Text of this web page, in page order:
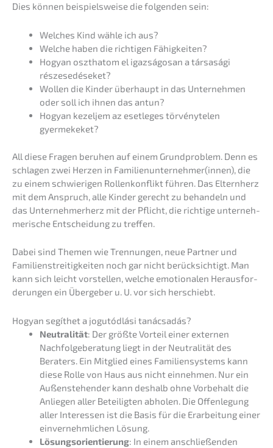
Dies können beispiels­wei­se die folgen­den sein:
Welches Kind wähle ich aus?
Welche haben die richti­gen Fähigkeiten?
Hogyan oszthatom el igazsá­gos­an a társasá­gi
részesedéseket?
Wollen die Kinder überhaupt in das Unter­neh­men
oder soll ich ihnen das antun?
Hogyan kezel­jem az esetle­ges törvé­ny­te­len
gyermekeket?
All diese Fragen beruhen auf einem Grund­pro­blem. Denn es
schla­gen zwei Herzen in Familienunternehmer(innen), die
zu einem schwie­ri­gen Rollen­kon­flikt führen. Das Eltern­herz
mit dem Anspruch, alle Kinder gerecht zu behan­deln und
das Unter­neh­mer­herz mit der Pflicht, die richti­ge unter­neh­
me­ri­sche Entschei­dung zu treffen.
Dabei sind Themen wie Trennun­gen, neue Partner und
Famili­en­strei­tig­kei­ten noch gar nicht berück­sich­tigt. Man
kann sich leicht vorstel­len, welche emotio­na­len Heraus­for­
de­run­gen ein Überge­ber u. U. vor sich herschiebt.
Hogyan segíthet a jogutód­lá­si tanácsadás?
Neutra­li­tät: Der größte Vorteil einer exter­nen
Nachfol­ge­be­ra­tung liegt in der Neutra­li­tät des
Beraters. Ein Mitglied eines Famili­en­sys­tems kann
diese Rolle von Haus aus nicht einneh­men. Nur ein
Außen­ste­hen­der kann deshalb ohne Vorbe­halt die
Anlie­gen aller Betei­lig­ten abholen. Die Offen­le­gung
aller Inter­es­sen ist die Basis für die Erarbei­tung einer
einver­nehm­li­chen Lösung.
Lösungs­ori­en­tie­rung: In einem anschlie­ßen­den